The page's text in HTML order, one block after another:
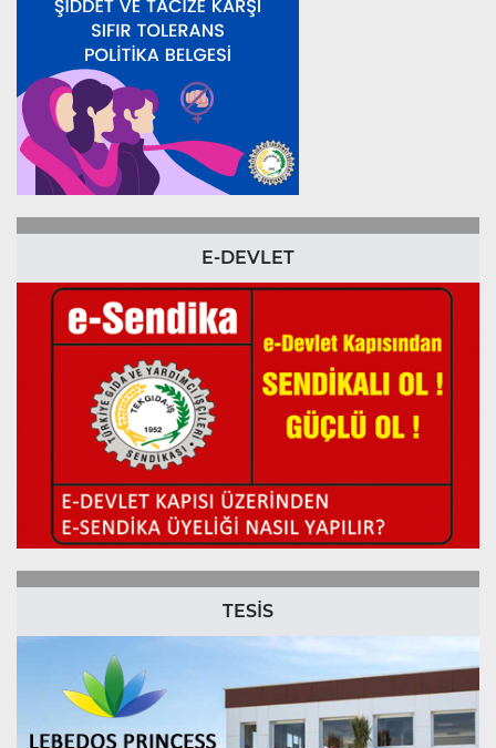
E-DEVLET
TESİS